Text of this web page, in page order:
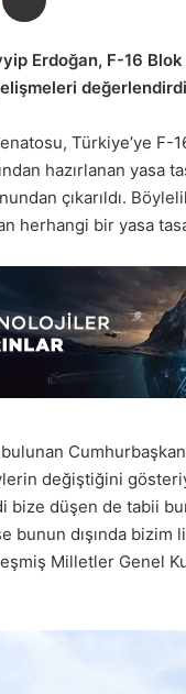
Erdoğan, F-16
Türkiye’ye F-
hazırlanan yasa
çıkarıldı.
herhangi bir yasa
değiştiğini
bize düşen de tabii
bunun dışında
Milletler Genel